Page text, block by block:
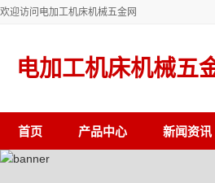
欢迎访问电加工机床机械五金网
电加工机床机械五
首页 产品中心 新闻资讯